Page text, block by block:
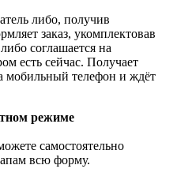
либо, получив
заказ, укомплектовав
соглашается на
есть сейчас. Получает
мобильный телефон и ждёт
режиме
самостоятельно
всю форму.